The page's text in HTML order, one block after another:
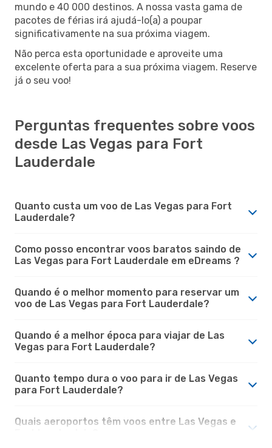
mundo e 40 000 destinos. A nossa vasta gama de
pacotes de férias irá ajudá-lo(a) a poupar
significativamente na sua próxima viagem.
Não perca esta oportunidade e aproveite uma
excelente oferta para a sua próxima viagem. Reserve
já o seu voo!
Perguntas frequentes sobre voos
desde Las Vegas para Fort
Lauderdale
Quanto custa um voo de Las Vegas para Fort
Lauderdale?
Como posso encontrar voos baratos saindo de
Las Vegas para Fort Lauderdale em eDreams ?
Quando é o melhor momento para reservar um
voo de Las Vegas para Fort Lauderdale?
Quando é a melhor época para viajar de Las
Vegas para Fort Lauderdale?
Quanto tempo dura o voo para ir de Las Vegas
para Fort Lauderdale?
Quais aeroportos têm voos entre Las Vegas e